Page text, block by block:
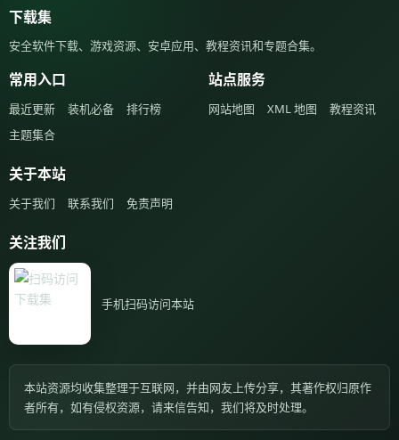
下载集
安全软件下载、游戏资源、安卓应用、教程资讯和专题合集。
常用入口
最近更新 装机必备
排行榜
主题集合
站点服务
网站地图 XML 地图 教程资讯
关于本站
关于我们 联系我们 免责声明
关注我们
手机扫码访问本站
本站资源均收集整理于互联网，并由网友上传分享，其著作权归原作
者所有，如有侵权资源，请来信告知，我们将及时处理。